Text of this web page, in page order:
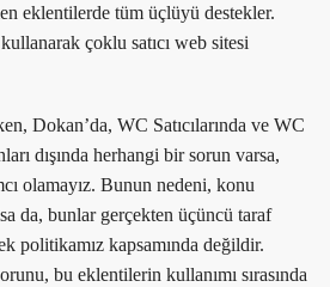
eklentilerde tüm üçlüyü destekler.
çoklu satıcı web sitesi
Dokan’da, WC Satıcılarında ve WC
dışında herhangi bir sorun varsa,
olamayız. Bunun nedeni, konu
da, bunlar gerçekten üçüncü taraf
politikamız kapsamında değildir.
bu eklentilerin kullanımı sırasında